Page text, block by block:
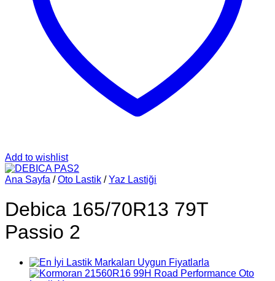
Add to wishlist
Ana Sayfa / Oto Lastik / Yaz Lastiği
Debica 165/70R13 79T
Passio 2